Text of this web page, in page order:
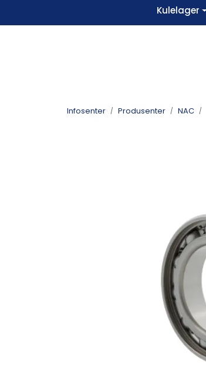
Kulelager
Infosenter Produsenter NAC